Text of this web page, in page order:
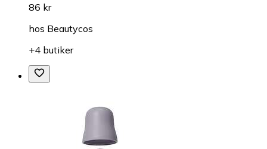
86 kr
hos Beautycos
+4 butiker